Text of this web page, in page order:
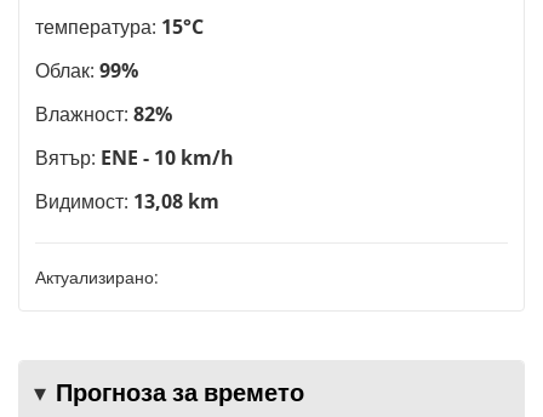
температура: 15°C
Облак: 99%
Влажност: 82%
Вятър: ENE - 10 km/h
Видимост: 13,08 km
Актуализирано:
Прогноза за времето